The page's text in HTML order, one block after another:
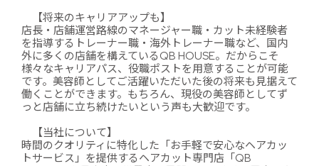
【将来のキャリアアップも】
店長・店舗運営路線のマネージャー職・カット未経験者
を指導するトレーナー職・海外トレーナー職など、国内
外に多くの店舗を構えているQB HOUSE。だからこそ
様々なキャリアパス、役職ポストを用意することが可能
です。美容師としてご活躍いただいた後の将来も見据えて
働くことができます。もちろん、現役の美容師としてず
っと店舗に立ち続けたいという声も大歓迎です。
【当社について】
時間のクオリティに特化した「お手軽で安心なヘアカッ
トサービス」を提供するヘアカット専門店「QB